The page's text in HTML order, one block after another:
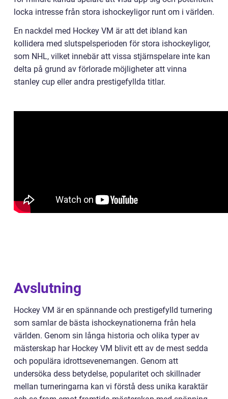
locka intresse från stora ishockeyligor runt om i världen.
En nackdel med Hockey VM är att det ibland kan
kollidera med slutspelsperioden för stora ishockeyligor,
som NHL, vilket innebär att vissa stjärnspelare inte kan
delta på grund av förlorade möjligheter att vinna
stanley cup eller andra prestigefyllda titlar.
Avslutning
Hockey VM är en spännande och prestigefylld turnering
som samlar de bästa ishockeynationerna från hela
världen. Genom sin långa historia och olika typer av
mästerskap har Hockey VM blivit ett av de mest sedda
och populära idrottsevenemangen. Genom att
undersöka dess betydelse, popularitet och skillnader
mellan turneringarna kan vi förstå dess unika karaktär